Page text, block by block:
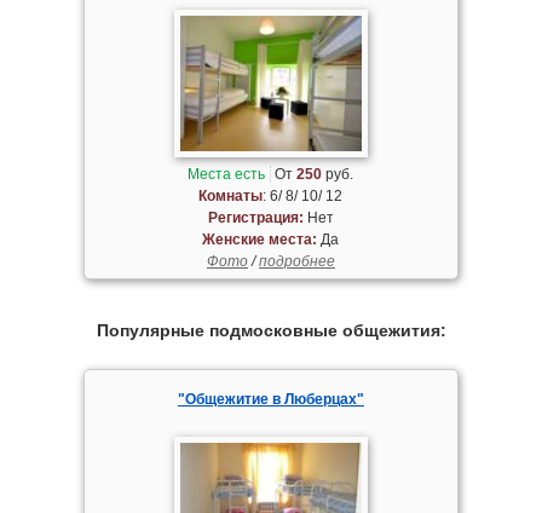
Места есть От250 руб.
Комнаты: 6/ 8/ 10/ 12
Регистрация: Нет
Женские места: Да
Фото/подробнее
Популярные подмосковные общежития:
"Общежитие в Люберцах"